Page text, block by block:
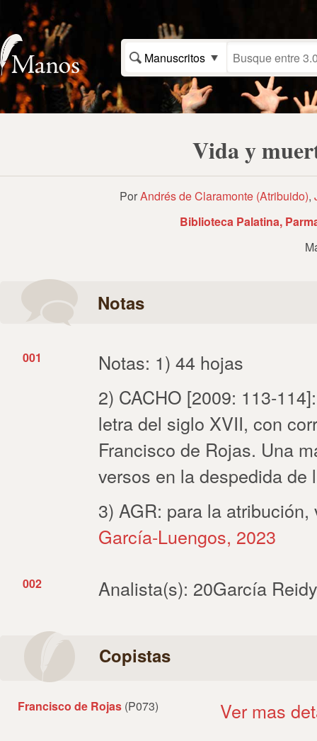
Manuscritos
Vida y
PorAndrés de Claramonte (Atribuido),
Biblioteca Palatina,
Notas
001
Notas: 1) 44 hojas
2) CACHO [2009: 113-
letra del siglo XVII, con
Francisco de Rojas. Una
versos en la despedida de
3) AGR: para la
García-Luengos, 2023
002 Analista(s): 20García Reidy
Copistas
Francisco de Rojas (P073) Ver mas